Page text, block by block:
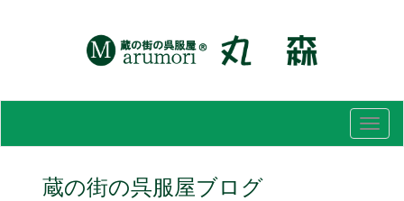
メ
ニ
蔵の街の呉服屋ブログ